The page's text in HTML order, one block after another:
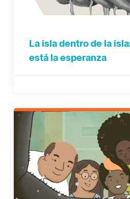
La isla dentro de la
está la esperanza